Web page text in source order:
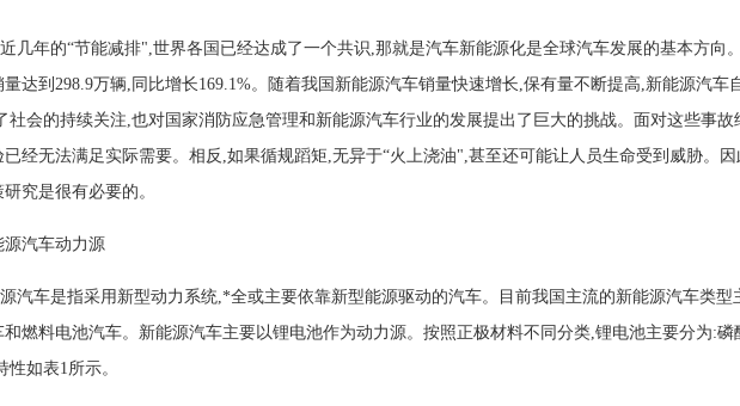
年的“节能减排",世界各国已经达成了一个共识,那就是汽车新能源化是全球汽车发展的基本方向
量达到298.9万辆,同比增长169.1%。随着我国新能源汽车销量快速增长,保有量不断提高,新能源汽车
社会的持续关注,也对国家消防应急管理和新能源汽车行业的发展提出了巨大的挑战。面对这些事
已经无法满足实际需要。相反,如果循规蹈矩,无异于“火上浇油",甚至还可能让人员生命受到威胁。
究是很有必要的。
源汽车动力源
车是指采用新型动力系统,*全或主要依靠新型能源驱动的汽车。目前我国主流的新能源汽车类型
和燃料电池汽车。新能源汽车主要以锂电池作为动力源。按照正极材料不同分类,锂电池主要分为:
性如表1所示。